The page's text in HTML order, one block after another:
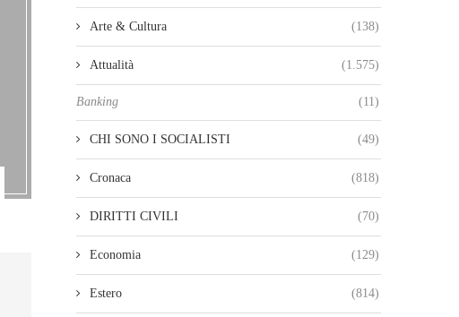
Arte & Cultura (138)
Attualità (1.575)
Banking (11)
CHI SONO I SOCIALISTI (49)
Cronaca (818)
DIRITTI CIVILI (70)
Economia (129)
Estero (814)